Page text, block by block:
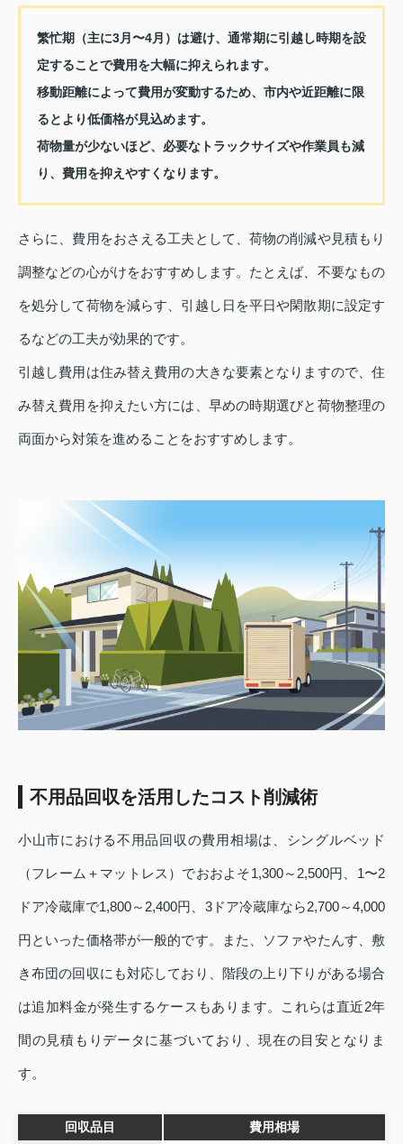
繁忙期（主に3月〜4月）は避け、通常期に引越し時期を設
定することで費用を大幅に抑えられます。
移動距離によって費用が変動するため、市内や近距離に限
るとより低価格が見込めます。
荷物量が少ないほど、必要なトラックサイズや作業員も減
り、費用を抑えやすくなります。
さらに、費用をおさえる工夫として、荷物の削減や見積もり
調整などの心がけをおすすめします。たとえば、不要なもの
を処分して荷物を減らす、引越し日を平日や閑散期に設定す
るなどの工夫が効果的です。
引越し費用は住み替え費用の大きな要素となりますので、住
み替え費用を抑えたい方には、早めの時期選びと荷物整理の
両面から対策を進めることをおすすめします。
不用品回収を活用したコスト削減術
小山市における不用品回収の費用相場は、シングルベッド
（フレーム＋マットレス）でおおよそ1,300～2,500円、1〜2
ドア冷蔵庫で1,800～2,400円、3ドア冷蔵庫なら2,700～4,000
円といった価格帯が一般的です。また、ソファやたんす、敷
き布団の回収にも対応しており、階段の上り下りがある場合
は追加料金が発生するケースもあります。これらは直近2年
間の見積もりデータに基づいており、現在の目安となりま
す。
回収品目
費用相場